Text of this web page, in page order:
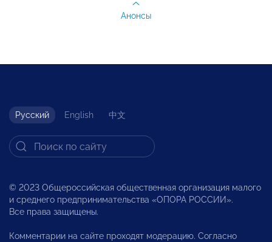
Анонсы
Русский English 中文
© 2023 Общероссийская общественная организация малого
и среднего предпринимательства «ОПОРА РОССИИ».
Все права защищены.
Комментарии на сайте проходят модерацию. Согласно